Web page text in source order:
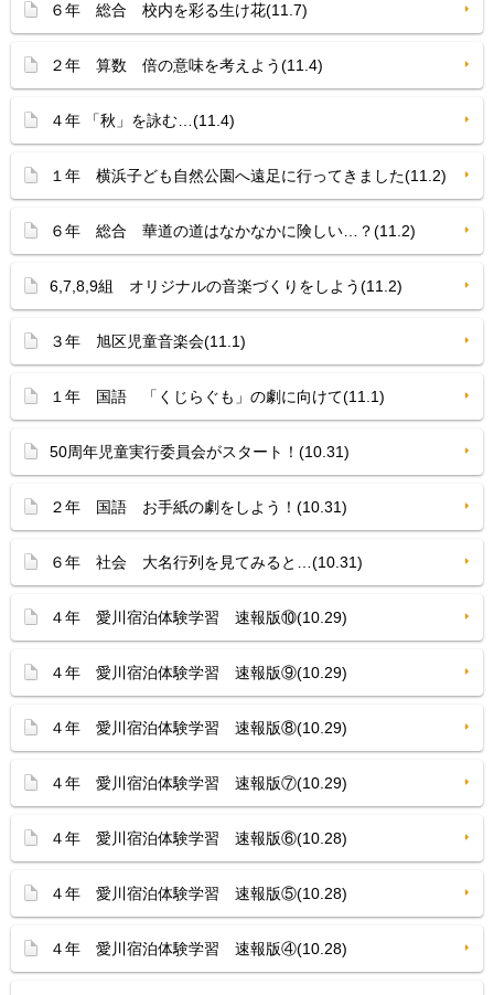
６年 総合 校内を彩る生け花(11.7)
２年 算数 倍の意味を考えよう(11.4)
４年 「秋」を詠む…(11.4)
１年 横浜子ども自然公園へ遠足に行ってきました(11.2)
６年 総合 華道の道はなかなかに険しい…？(11.2)
6,7,8,9組 オリジナルの音楽づくりをしよう(11.2)
３年 旭区児童音楽会(11.1)
１年 国語 「くじらぐも」の劇に向けて(11.1)
50周年児童実行委員会がスタート！(10.31)
２年 国語 お手紙の劇をしよう！(10.31)
６年 社会 大名行列を見てみると…(10.31)
４年 愛川宿泊体験学習 速報版⑩(10.29)
４年 愛川宿泊体験学習 速報版⑨(10.29)
４年 愛川宿泊体験学習 速報版⑧(10.29)
４年 愛川宿泊体験学習 速報版⑦(10.29)
４年 愛川宿泊体験学習 速報版⑥(10.28)
４年 愛川宿泊体験学習 速報版⑤(10.28)
４年 愛川宿泊体験学習 速報版④(10.28)